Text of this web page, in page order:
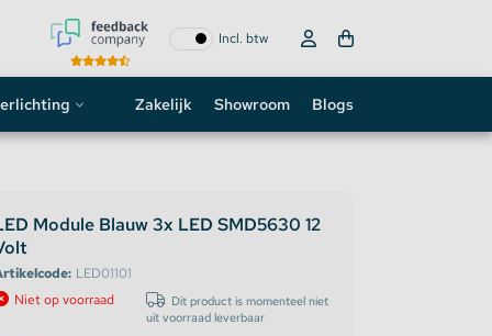
Incl. btw
neon sign
strip
Zakelijk Showroom Blogs
Module Blauw 3x LED SMD5630 12
LED01101
Niet op voorraad
Dit product is momenteel niet
uit voorraad leverbaar